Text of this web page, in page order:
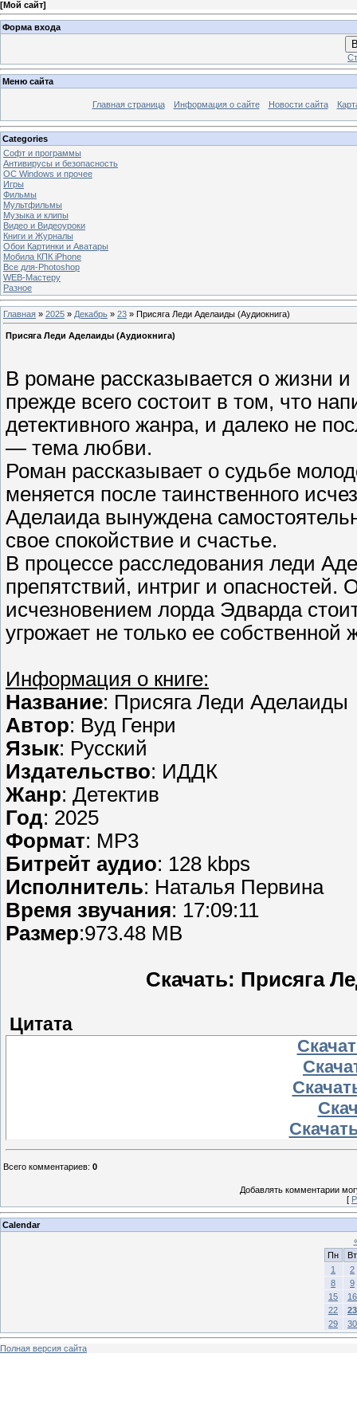
[Мой сайт]
Форма входа
Меню сайта
Главная страница Информация о сайте Новости сайта
Categories
Софт и программы
Антивирусы и безопасность
OC Windows и прочее
Игры
Фильмы
Мультфильмы
Музыка и клипы
Видео и Видеоуроки
Книги и Журналы
Обои Картинки и Аватары
Мобила КПК iPhone
Все для-Photoshop
WEB-Мастеру
Разное
Главная » 2025 » Декабрь » 23 » Присяга Леди Аделаиды (Аудиокнига)
Присяга Леди Аделаиды (Аудиокнига)
В романе рассказывается о жизни
прежде всего состоит в том, что
детективного жанра, и далеко не
— тема любви.
Роман рассказывает о судьбе
меняется после таинственного
Аделаида вынуждена
свое спокойствие и счастье.
В процессе расследования леди
препятствий, интриг и опасностей.
исчезновением лорда Эдварда
угрожает не только ее
Информация о книге:
Название: Присяга Леди Аделаиды
Автор: Вуд Генри
Язык: Русский
Издательство: ИДДК
Жанр: Детектив
Год: 2025
Формат: MP3
Битрейт аудио: 128 kbps
Исполнитель: Наталья Первина
Время звучания: 17:09:11
Размер:973.48 MB
Скачать: Присяга
Цитата
Всего комментариев: 0
Добавлять комментарии
[
Calendar
Пн
Вт
1
2
8
9
15
16
22
23
29
30
Полная версия сайта